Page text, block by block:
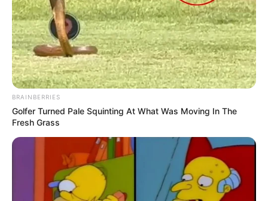
BRAINBERRIES
Golfer Turned Pale Squinting At What Was Moving In The
Fresh Grass